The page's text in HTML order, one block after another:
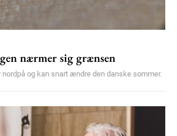
nærmer sig grænsen
nordpå og kan snart ændre den danske sommer.